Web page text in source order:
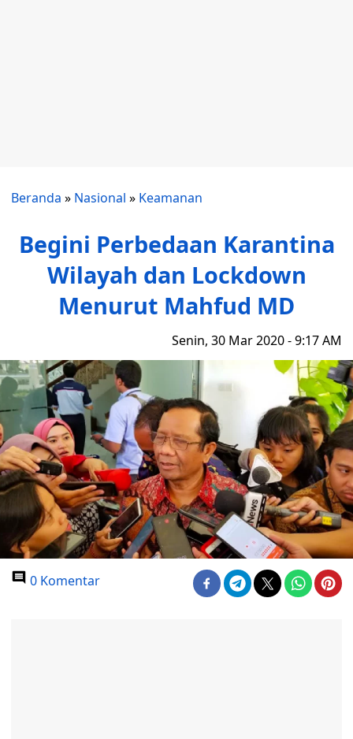
Beranda » Nasional » Keamanan
Begini Perbedaan Karantina
Wilayah dan Lockdown
Menurut Mahfud MD
Senin, 30 Mar 2020 - 9:17 AM
0 Komentar